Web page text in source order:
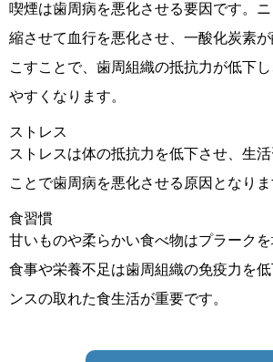
喫煙は歯周病を悪化させる要因です。
縮させて血行を悪化させ、一酸化炭素
こすことで、歯周組織の抵抗力が低下
やすくなります。
ストレス
ストレスは体の抵抗力を低下させ、生活
ことで歯周病を悪化させる原因となりま
食習慣
甘いものや柔らかい食べ物はプラーク
食事や栄養不足は歯周組織の免疫力を
ンスの取れた食生活が重要です。